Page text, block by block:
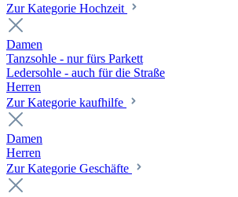
Zur Kategorie Hochzeit
Damen
Tanzsohle - nur fürs Parkett
Ledersohle - auch für die Straße
Herren
Zur Kategorie kaufhilfe
Damen
Herren
Zur Kategorie Geschäfte